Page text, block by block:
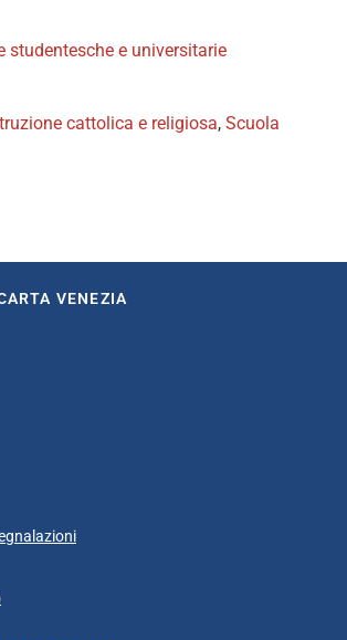
studentesche e universitarie
cattolica e religiosa, Scuola
VENEZIA